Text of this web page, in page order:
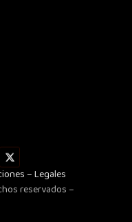
X
-
t
w
i
– Legales
reservados –